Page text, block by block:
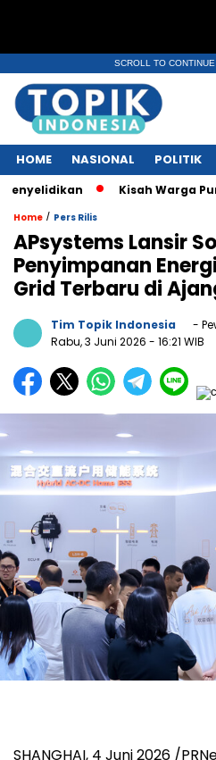
SCROLL TO
HOME NASIONAL POLITIK
Kisah Warga Puri Park
Home / Pers Rilis
APsystems Lansir
Penyimpanan
Grid Terbaru di
Tim Topik Indonesia
-
Rabu, 3 Juni 2026 - 16:21 WIB
SHANGHAI, 4 Juni 2026 /